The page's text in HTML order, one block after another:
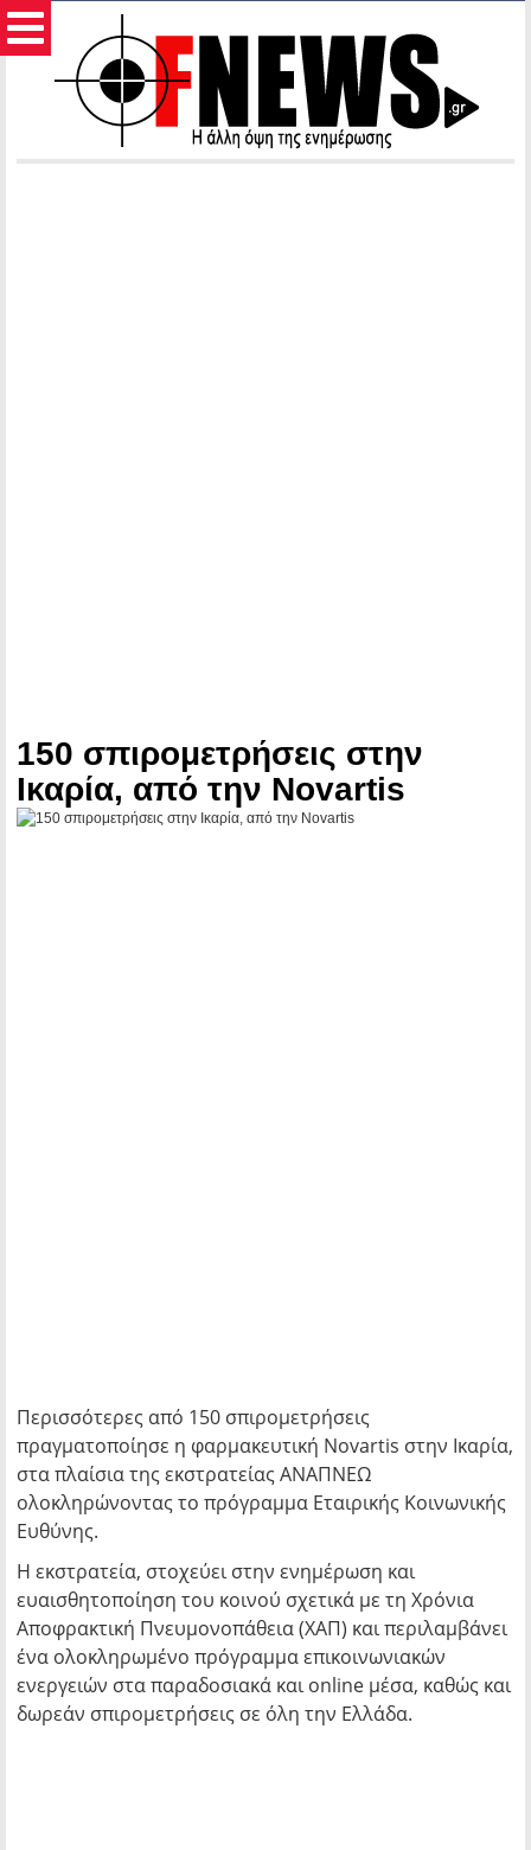
150 σπιρομετρήσεις στην
Ικαρία, από την Novartis
Περισσότερες από 150 σπιρομετρήσεις
πραγματοποίησε η φαρμακευτική Novartis στην Ικαρία,
στα πλαίσια της εκστρατείας ΑΝΑΠΝΕΩ
ολοκληρώνοντας το πρόγραμμα Εταιρικής Κοινωνικής
Ευθύνης.
Η εκστρατεία, στοχεύει στην ενημέρωση και
ευαισθητοποίηση του κοινού σχετικά με τη Χρόνια
Αποφρακτική Πνευμονοπάθεια (ΧΑΠ) και περιλαμβάνει
ένα ολοκληρωμένο πρόγραμμα επικοινωνιακών
ενεργειών στα παραδοσιακά και online μέσα, καθώς και
δωρεάν σπιρομετρήσεις σε όλη την Ελλάδα.